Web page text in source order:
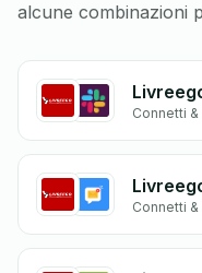
alcune combinazioni
Connetti
Connetti